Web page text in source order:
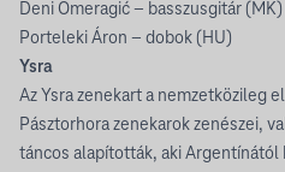
Deni Omeragić – basszusgitár (MK)
Porteleki Áron – dobok (HU)
Ysra
Az Ysra zenekart a nemzetközileg
Pásztorhora zenekarok zenészei,
táncos alapították, aki Argentínától